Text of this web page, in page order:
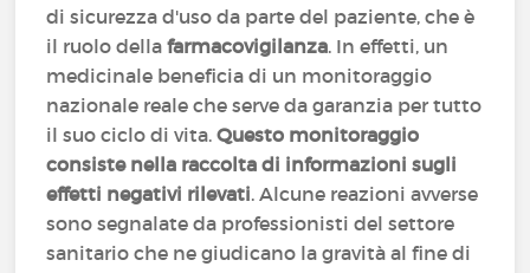
di sicurezza d'uso da parte del paziente, che è
il ruolo dellafarmacovigilanza. In effetti, un
medicinale beneficia di un monitoraggio
nazionale reale che serve da garanzia per tutto
il suo ciclo di vita.Questo monitoraggio
consiste nella raccolta di informazioni sugli
effetti negativi rilevati. Alcune reazioni avverse
sono segnalate da professionisti del settore
sanitario che ne giudicano la gravità al fine di